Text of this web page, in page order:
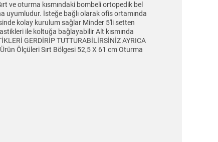
ve oturma kısmındaki bombeli ortopedik bel
uyumludur. İsteğe bağlı olarak ofis ortamında
kolay kurulum sağlar Minder 5'li setten
ile koltuğa bağlayabilir Alt kısmında
GERDİRİP TUTTURABİLİRSİNİZ AYRICA
Ölçüleri Sırt Bölgesi 52,5 X 61 cm Oturma